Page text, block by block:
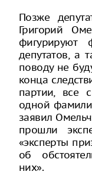
Позже
Григорий
фигурируют
депутатов, а
поводу не
конца
партии, все
одной
заявил
прошли
«эксперты
об
них».